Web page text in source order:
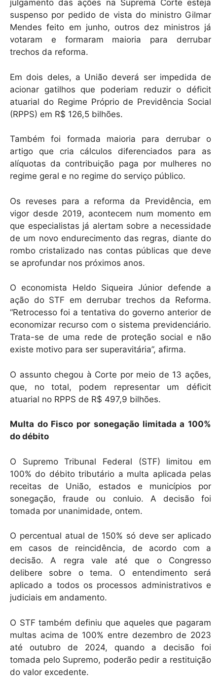
julgamento das ações na Suprema Corte esteja
suspenso por pedido de vista do ministro Gilmar
Mendes feito em junho, outros dez ministros já
votaram e formaram maioria para derrubar
trechos da reforma.
Em dois deles, a União deverá ser impedida de
acionar gatilhos que poderiam reduzir o déficit
atuarial do Regime Próprio de Previdência Social
(RPPS) em R$ 126,5 bilhões.
Também foi formada maioria para derrubar o
artigo que cria cálculos diferenciados para as
alíquotas da contribuição paga por mulheres no
regime geral e no regime do serviço público.
Os reveses para a reforma da Previdência, em
vigor desde 2019, acontecem num momento em
que especialistas já alertam sobre a necessidade
de um novo endurecimento das regras, diante do
rombo cristalizado nas contas públicas que deve
se aprofundar nos próximos anos.
O economista Heldo Siqueira Júnior defende a
ação do STF em derrubar trechos da Reforma.
“Retrocesso foi a tentativa do governo anterior de
economizar recurso com o sistema previdenciário.
Trata-se de uma rede de proteção social e não
existe motivo para ser superavitária”, afirma.
O assunto chegou à Corte por meio de 13 ações,
que, no total, podem representar um déficit
atuarial no RPPS de R$ 497,9 bilhões.
Multa do Fisco por sonegação limitada a 100%
do débito
O Supremo Tribunal Federal (STF) limitou em
100% do débito tributário a multa aplicada pelas
receitas de União, estados e municípios por
sonegação, fraude ou conluio. A decisão foi
tomada por unanimidade, ontem.
O percentual atual de 150% só deve ser aplicado
em casos de reincidência, de acordo com a
decisão. A regra vale até que o Congresso
delibere sobre o tema. O entendimento será
aplicado a todos os processos administrativos e
judiciais em andamento.
O STF também definiu que aqueles que pagaram
multas acima de 100% entre dezembro de 2023
até outubro de 2024, quando a decisão foi
tomada pelo Supremo, poderão pedir a restituição
do valor excedente.